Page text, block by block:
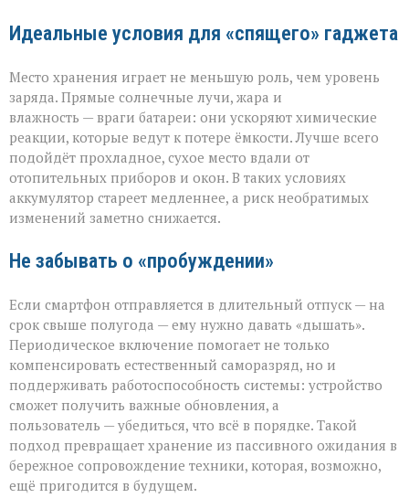
Идеальные условия для «спящего» гаджета
Место хранения играет не меньшую роль, чем уровень
заряда. Прямые солнечные лучи, жара и
влажность — враги батареи: они ускоряют химические
реакции, которые ведут к потере ёмкости. Лучше всего
подойдёт прохладное, сухое место вдали от
отопительных приборов и окон. В таких условиях
аккумулятор стареет медленнее, а риск необратимых
изменений заметно снижается.
Не забывать о «пробуждении»
Если смартфон отправляется в длительный отпуск — на
срок свыше полугода — ему нужно давать «дышать».
Периодическое включение помогает не только
компенсировать естественный саморазряд, но и
поддерживать работоспособность системы: устройство
сможет получить важные обновления, а
пользователь — убедиться, что всё в порядке. Такой
подход превращает хранение из пассивного ожидания в
бережное сопровождение техники, которая, возможно,
ещё пригодится в будущем.